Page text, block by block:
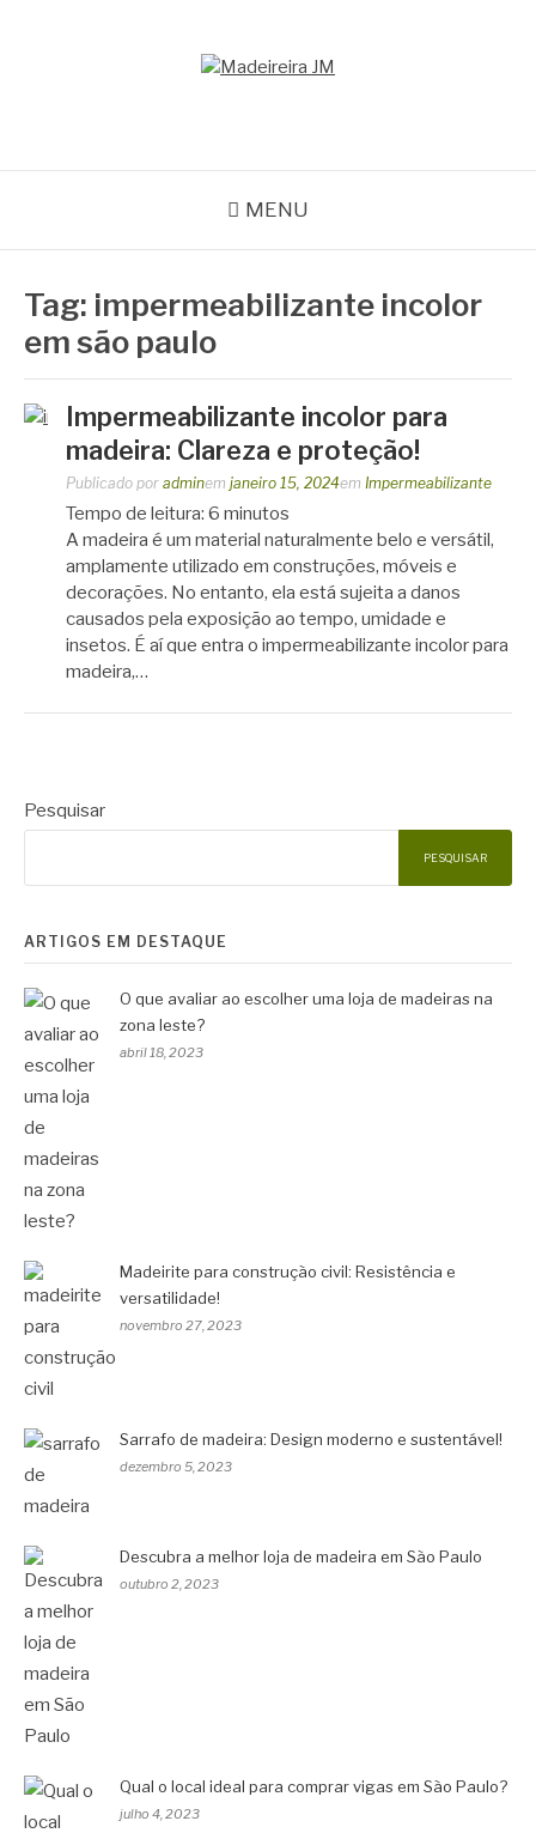
MENU
Tag: impermeabilizante incolor
em são paulo
Impermeabilizante incolor para
madeira: Clareza e proteção!
Publicado por adminem janeiro 15, 2024em Impermeabilizante
Tempo de leitura: 6 minutos
A madeira é um material naturalmente belo e versátil,
amplamente utilizado em construções, móveis e
decorações. No entanto, ela está sujeita a danos
causados pela exposição ao tempo, umidade e
insetos. É aí que entra o impermeabilizante incolor para
madeira,…
Pesquisar
PESQUISAR
ARTIGOS EM DESTAQUE
O que avaliar ao escolher uma loja de madeiras na
zona leste?
abril 18, 2023
Madeirite para construção civil: Resistência e
versatilidade!
novembro 27, 2023
Sarrafo de madeira: Design moderno e sustentável!
dezembro 5, 2023
Descubra a melhor loja de madeira em São Paulo
outubro 2, 2023
Qual o local ideal para comprar vigas em São Paulo?
julho 4, 2023